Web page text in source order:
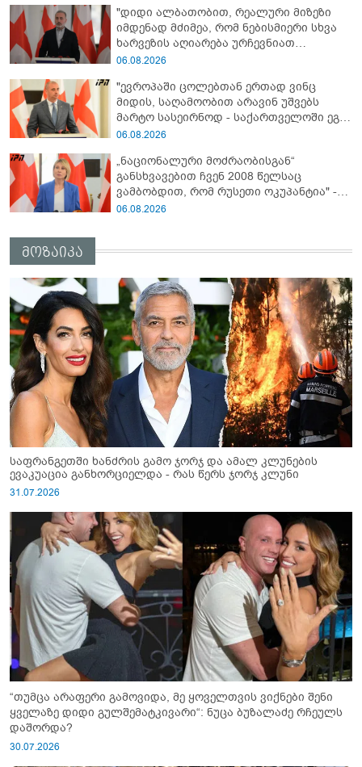
ირაკლი კობახიძე
"დიდი ალბათობით, რეალური მიზეზი
იმდენად მძიმეა, რომ ნებისმიერი სხვა
ხარვეზის აღიარება ურჩევნიათ
ნამდვილი მიზეზის გამოაშკარავებას" -
გათიშვაზე
06.08.2026
"ევროპაში ცოლებთან ერთად ვინც
მიდის, საღამოობით არავინ უშვებს
მარტო სასეირნოდ - საქართველოში ეგ
პრობლემა არ არის!" - ლევან
06.08.2026
„ნაციონალური მოძრაობისგან“
განსხვავებით ჩვენ 2008 წელსაც
ვამბობდით, რომ რუსეთი ოკუპანტია" -
ნინო წილოსანი
06.08.2026
მოზაიკა
საფრანგეთში ხანძრის გამო ჯორჯ და ამალ კლუნების
ევაკუაცია განხორციელდა - რას წერს ჯორჯ კლუნი
31.07.2026
“თუმცა არაფერი გამოვიდა, მე ყოველთვის ვიქნები შენი
ყველაზე დიდი გულშემატკივარი“: ნუცა ბუზალაძე რჩეულს
დაშორდა?
30.07.2026